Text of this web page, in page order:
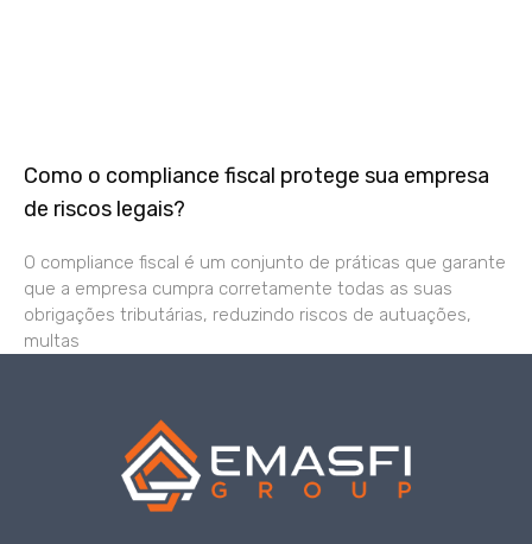
Como o compliance fiscal protege sua empresa
de riscos legais?
O compliance fiscal é um conjunto de práticas que garante
que a empresa cumpra corretamente todas as suas
obrigações tributárias, reduzindo riscos de autuações,
multas